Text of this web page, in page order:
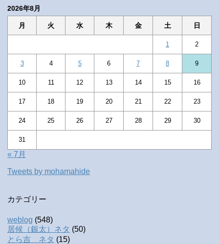
2026年8月
月 火 水 木 金 土 日
1 2
3 4 5 6 7 8 9
10 11 12 13 14 15 16
17 18 19 20 21 22 23
24 25 26 27 28 29 30
31
« 7月
Tweets by mohamahide
カテゴリー
weblog (548)
居候（銀太）ネタ (50)
とら吉 ネタ (15)